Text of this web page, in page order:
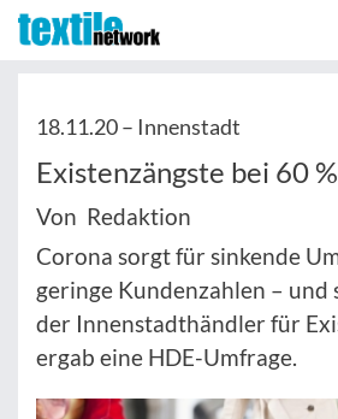
18.11.20 – Innenstadt
Existenzängste bei 60
Von Redaktion
Corona sorgt für sinkende
geringe Kundenzahlen – und
der Innenstadthändler für
ergab eine HDE-Umfrage.